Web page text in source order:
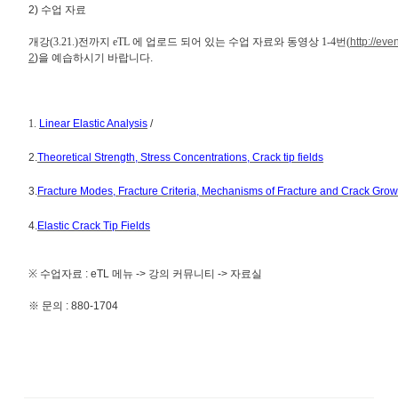
2) 수업 자료
개강(3.21.)전까지 eTL 에 업로드 되어 있는 수업 자료와 동영상 1-4번(http://
2)을 예습하시기 바랍니다.
1. Linear Elastic Analysis /
2.Theoretical Strength, Stress Concentrations, Crack tip fields
3.Fracture Modes, Fracture Criteria, Mechanisms of Fracture and Crack
4. Elastic Crack Tip Fields
※ 수업자료 : eTL 메뉴 -> 강의 커뮤니티 -> 자료실
※ 문의 : 880-1704